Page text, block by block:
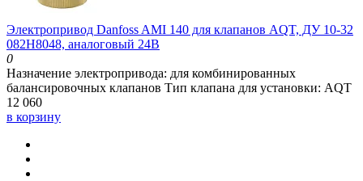
Электропривод Danfoss AMI 140 для клапанов AQT, ДУ 10-32
082H8048, аналоговый 24В
0
Назначение электропривода: для комбинированных
балансировочных клапанов Тип клапана для установки: AQT
12 060
в корзину